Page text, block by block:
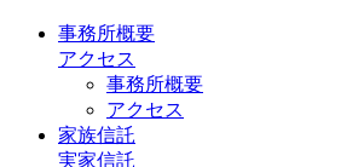
事務所概要
アクセス
事務所概要
アクセス
家族信託
実家信託